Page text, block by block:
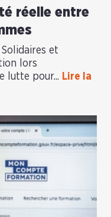
réelle entre
Solidaires et
lors
lutte pour... Lire la